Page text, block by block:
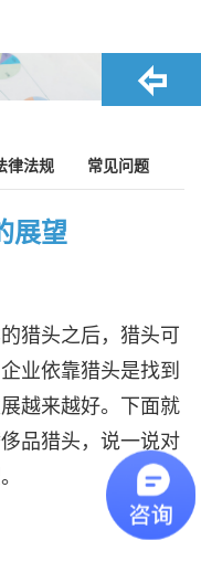
律法规 常见问题
展望
猎头之后，猎头可
业依靠猎头是找到
越来越好。下面就
品猎头，说一说对